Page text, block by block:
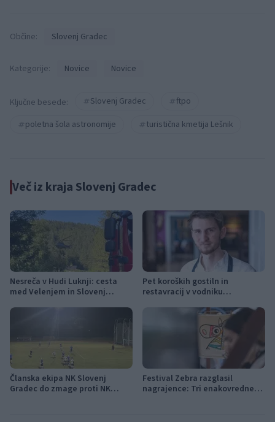
Občine: Slovenj Gradec
Kategorije: Novice Novice
Ključne besede: Slovenj Gradec
ftpo
poletna šola astronomije
turistična kmetija Lešnik
Več iz kraja Slovenj Gradec
Nesreča v Hudi Luknji: cesta
med Velenjem in Slovenj
promet izmenično enosmeren
Pet koroških gostiln in
restavracij v vodniku
GT19 najboljši med Korošci
Članska ekipa NK Slovenj
Gradec do zmage proti NK
Festival Zebra razglasil
nagrajence: Tri enakovredne